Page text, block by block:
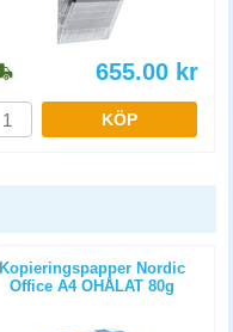
655.00 kr
KÖP
Kopieringspapper Nordic
Office A4 OHÅLAT 80g